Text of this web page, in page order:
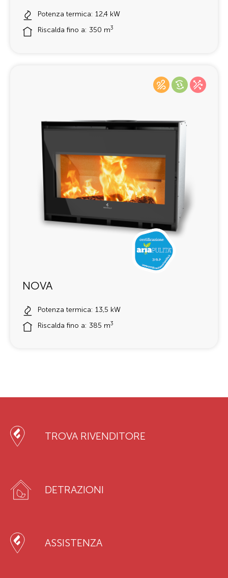
Potenza termica: 12,4 kW
Riscalda fino a: 350 m3
NOVA
Potenza termica: 13,5 kW
Riscalda fino a: 385 m3
TROVA RIVENDITORE
DETRAZIONI
ASSISTENZA